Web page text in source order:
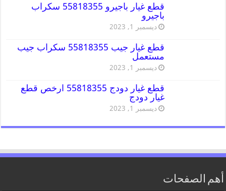
قطع غيار باجيرو 55818355 سكراب
باجيرو
ديسمبر 1, 2023
قطع غيار جيب 55818355 سكراب جيب
مستعمل
ديسمبر 1, 2023
قطع غيار دودج 55818355 ارخص قطع
غيار دودج
ديسمبر 1, 2023
أهم الصفحات